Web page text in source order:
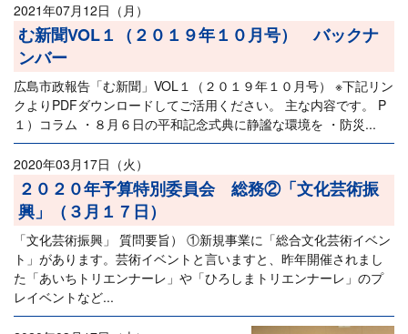
2021年07月12日（月）
む新聞VOL１（２０１９年１０月号） バックナ
ンバー
広島市政報告「む新聞」VOL１（２０１９年１０月号） ※下記リン
クよりPDFダウンロードしてご活用ください。 主な内容です。 P
１）コラム ・８月６日の平和記念式典に静謐な環境を ・防災...
2020年03月17日（火）
２０２０年予算特別委員会 総務②「文化芸術振
興」（３月１７日）
「文化芸術振興」 質問要旨） ①新規事業に「総合文化芸術イベン
ト」があります。芸術イベントと言いますと、昨年開催されまし
た「あいちトリエンナーレ」や「ひろしまトリエンナーレ」のプ
レイベントなど...